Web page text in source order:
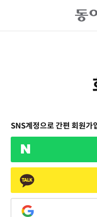
SNS계정으로 간편 회원가